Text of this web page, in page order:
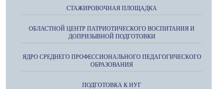
СТАЖИРОВОЧНАЯ ПЛОЩАДКА
ОБЛАСТНОЙ ЦЕНТР ПАТРИОТИЧЕСКОГО ВОСПИТАНИЯ И
ДОПРИЗЫВНОЙ ПОДГОТОВКИ
ЯДРО СРЕДНЕГО ПРОФЕССИОНАЛЬНОГО ПЕДАГОГИЧЕСКОГО
ОБРАЗОВАНИЯ
ПОДГОТОВКА К НУГ